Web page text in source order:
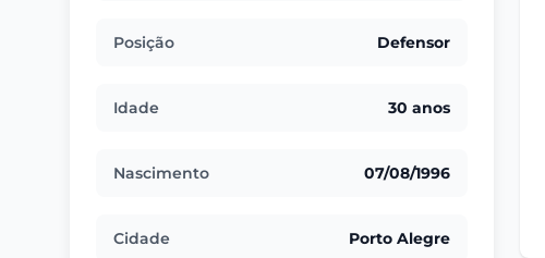
Posição Defensor
Idade 30 anos
Nascimento 07/08/1996
Cidade Porto Alegre